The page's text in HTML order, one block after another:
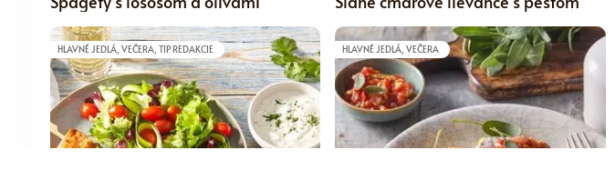
HLAVNÉ JEDLÁ, VEČERA, TIP REDAKCIE HLAVNÉ JEDLÁ, VEČERA